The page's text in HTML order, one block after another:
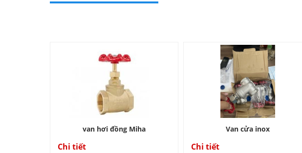
van hơi đồng Miha
Chi tiết
Van cửa inox
Chi tiết